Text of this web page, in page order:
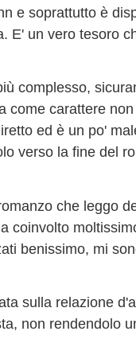
e soprattutto è
E' un vero tesoro
complesso,
come carattere
ed è un po'
verso la fine del
che leggo
coinvolto
benissimo, mi
sulla relazione
non rendendolo